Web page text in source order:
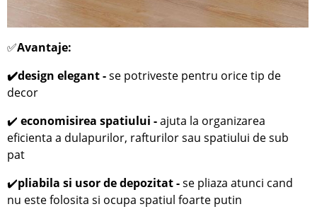
✅Avantaje:
✔️design elegant -se potriveste pentru orice tip de
decor
✔️economisirea spatiului -ajuta la organizarea
eficienta a dulapurilor, rafturilor sau spatiului de sub
pat
✔️pliabila si usor de depozitat -se pliaza atunci cand
nu este folosita si ocupa spatiul foarte putin